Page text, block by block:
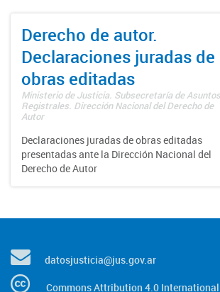
Derecho de autor.
Declaraciones juradas de
obras editadas
Ministerio de Justicia. Subsecretaría de Asuntos
Registrales. Dirección Nacional del Derecho de
Autor
Declaraciones juradas de obras editadas
presentadas ante la Dirección Nacional del
Derecho de Autor
datosjusticia@jus.gov.ar
Commons Attribution 4.0